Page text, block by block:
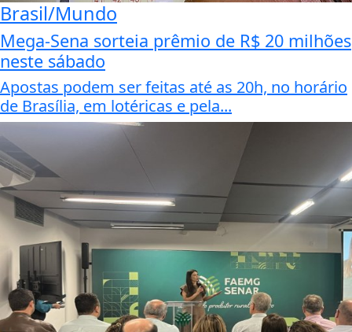
Brasil/Mundo
Mega-Sena sorteia prêmio de R$ 20 milhões
neste sábado
Apostas podem ser feitas até as 20h, no horário
de Brasília, em lotéricas e pela...